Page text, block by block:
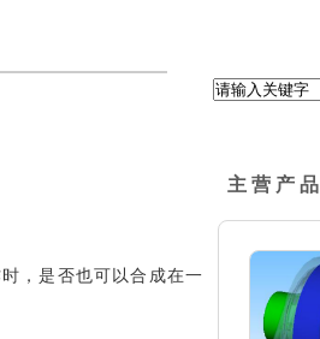
，是否也可以合成在一
主 营 产 品